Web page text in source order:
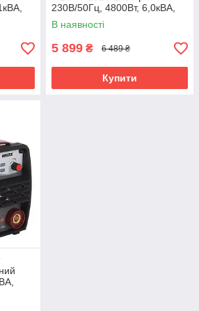
1-
230В/50Гц, 4800Вт, 6,0кВА,
струм 20-160А, електрод 1-
4мм
В наявності
5 899 ₴ 6 489 ₴
Купити
1-